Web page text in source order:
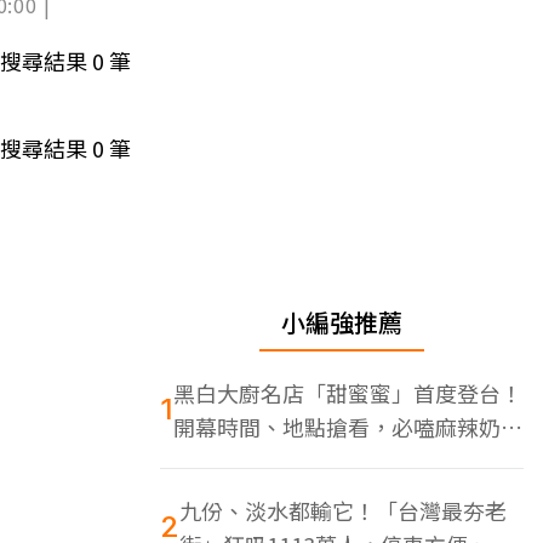
搜尋結果0筆
搜尋結果0筆
小編強推薦
1黑白大廚名店「甜蜜蜜」首度登台！
開幕時間、地點搶看，必嗑麻辣奶油
蝦
2九份、淡水都輸它！「台灣最夯老